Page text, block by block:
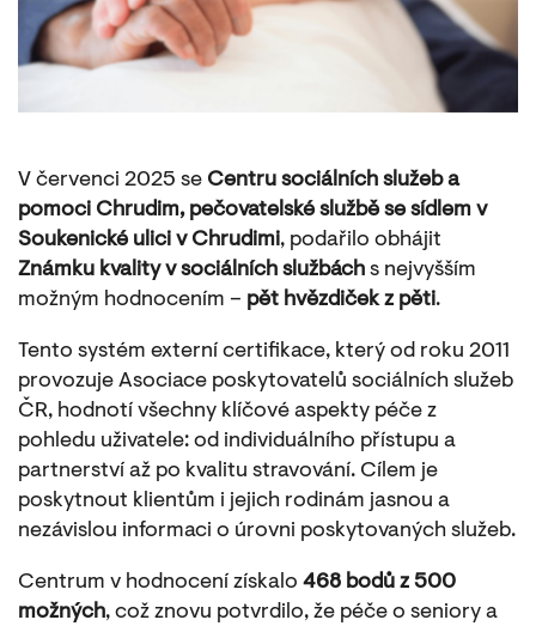
V červenci 2025 se Centru sociálních služeb a
pomoci Chrudim, pečovatelské službě se sídlem v
Soukenické ulici v Chrudimi, podařilo obhájit
Známku kvality v sociálních službách s nejvyšším
možným hodnocením – pět hvězdiček z pěti.
Tento systém externí certifikace, který od roku 2011
provozuje Asociace poskytovatelů sociálních služeb
ČR, hodnotí všechny klíčové aspekty péče z
pohledu uživatele: od individuálního přístupu a
partnerství až po kvalitu stravování. Cílem je
poskytnout klientům i jejich rodinám jasnou a
nezávislou informaci o úrovni poskytovaných služeb.
Centrum v hodnocení získalo 468 bodů z 500
možných, což znovu potvrdilo, že péče o seniory a